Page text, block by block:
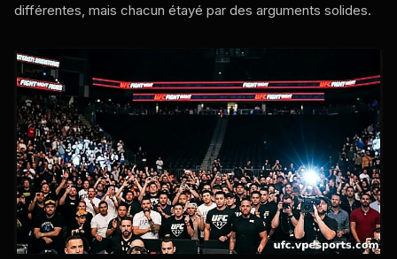
différentes, mais chacun étayé par des arguments solides.